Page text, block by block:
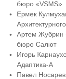
бюро «VSMS»
Ермек
Артем Жубрин
бюро Салют
Игорь
Адаптика-А
Павел Носарев